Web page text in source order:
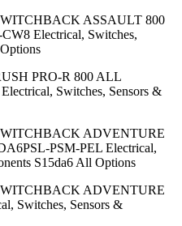
ASSAULT 800
Electrical, Switches,
PRO-R 800 ALL
Switches, Sensors &
ADVENTURE
PSM-PEL Electrical,
S15da6 All Options
ADVENTURE
Switches, Sensors &